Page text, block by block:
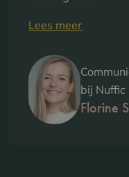
Lees meer
bij Nuffic
Florine